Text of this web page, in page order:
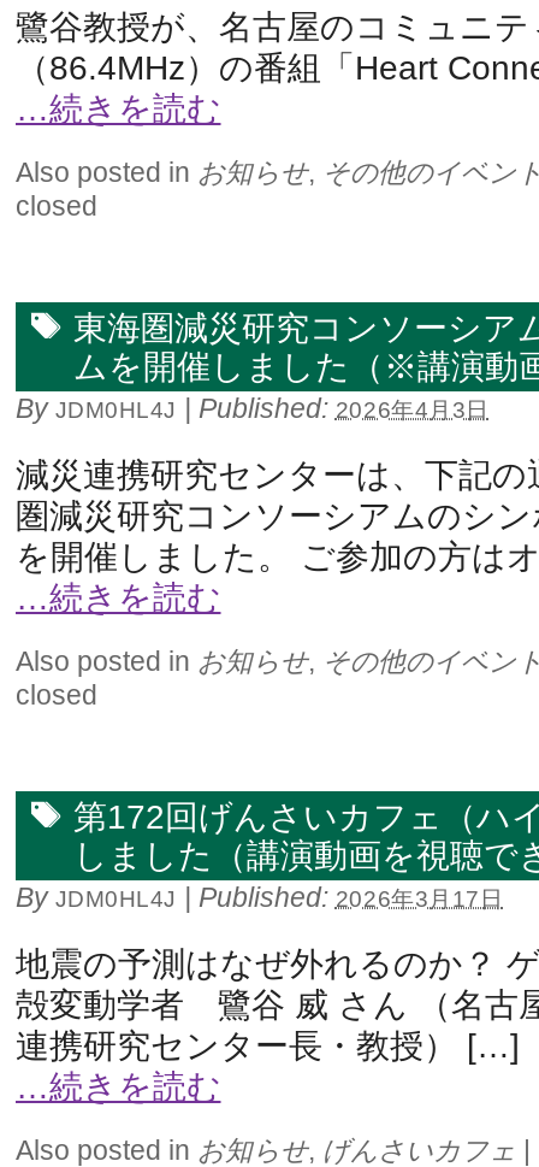
鷺谷教授が、名古屋のコミュニ
（86.4MHz）の番組「Heart
…続きを読む
Also posted in お知らせ, その他のイベン
closed
東海圏減災研究コンソーシア
ムを開催しました（※講演動
By JDM0HL4J | Published: 2026年4月3日
減災連携研究センターは、下記の
圏減災研究コンソーシアムのシ
を開催しました。 ご参加の方は
…続きを読む
Also posted in お知らせ, その他のイベン
closed
第172回げんさいカフェ（ハ
しました（講演動画を視聴で
By JDM0HL4J | Published: 2026年3月17日
地震の予測はなぜ外れるのか？
殻変動学者 鷺谷 威 さん （名古
連携研究センター長・教授） […]
…続きを読む
Also posted in お知らせ, げんさいカフェ |